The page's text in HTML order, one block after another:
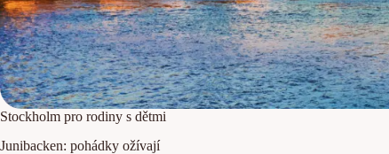
Stockholm pro rodiny s dětmi
Junibacken: pohádky ožívají